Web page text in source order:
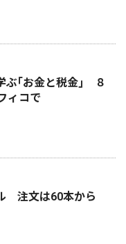
ぶ｢お金と税金｣ ８
ィコで
注文は60本から